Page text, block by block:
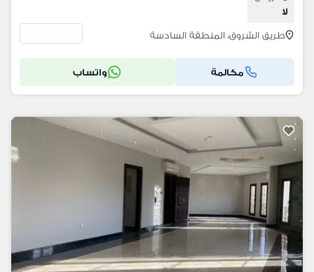
لا
طريق الشروق، المنطقة السادسة
مكالمة واتساب